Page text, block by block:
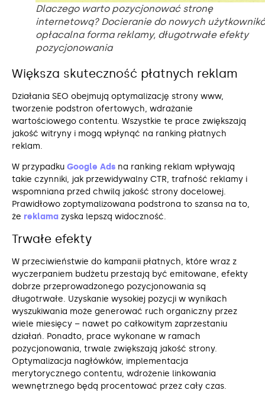
Dlaczego warto pozycjonować stronę
internetową? Docieranie do nowych
opłacalna forma reklamy, długotrwałe efekty
pozycjonowania
Większa skuteczność płatnych reklam
Działania SEO obejmują optymalizację strony www,
tworzenie podstron ofertowych, wdrażanie
wartościowego contentu. Wszystkie te prace zwiększają
jakość witryny i mogą wpłynąć na ranking płatnych
reklam.
W przypadku Google Ads na ranking reklam wpływają
takie czynniki, jak przewidywalny CTR, trafność reklamy i
wspomniana przed chwilą jakość strony docelowej.
Prawidłowo zoptymalizowana podstrona to szansa na to,
że reklama zyska lepszą widoczność.
Trwałe efekty
W przeciwieństwie do kampanii płatnych, które wraz z
wyczerpaniem budżetu przestają być emitowane, efekty
dobrze przeprowadzonego pozycjonowania są
długotrwałe. Uzyskanie wysokiej pozycji w wynikach
wyszukiwania może generować ruch organiczny przez
wiele miesięcy – nawet po całkowitym zaprzestaniu
działań. Ponadto, prace wykonane w ramach
pozycjonowania, trwale zwiększają jakość strony.
Optymalizacja nagłówków, implementacja
merytorycznego contentu, wdrożenie linkowania
wewnętrznego będą procentować przez cały czas.